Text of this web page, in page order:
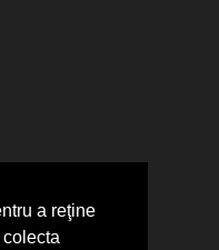
a reţine